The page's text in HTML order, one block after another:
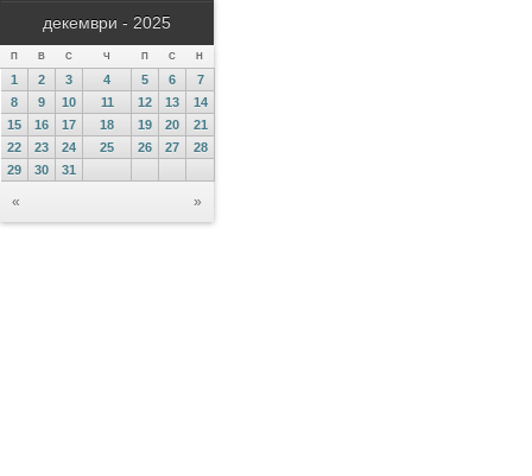
декември - 2025
П В С Ч П С Н
« »
1 2 3 4 5 6
7
8
9 10 11 12 13
14
15
16 17 18 19 20
21
22
23 24 25 26 27
28
29
30 31